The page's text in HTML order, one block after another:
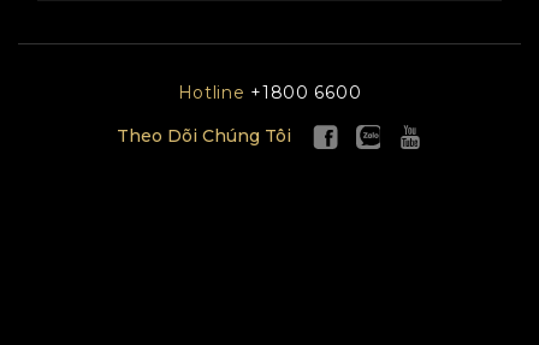
Hotline +1800 6600
Theo Dõi Chúng Tôi